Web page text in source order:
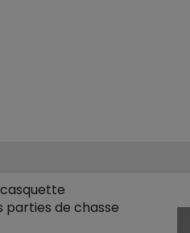
parties de chasse